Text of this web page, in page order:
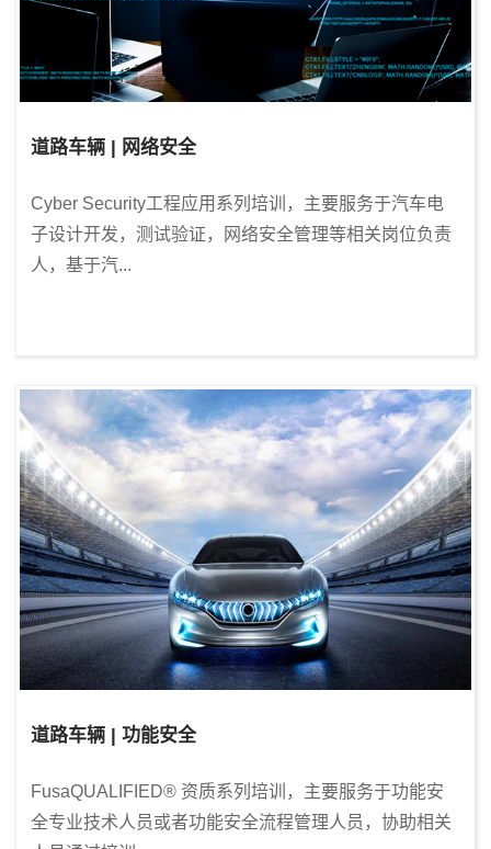
道路车辆 | 网络安全
Cyber Security工程应用系列培训，主要服务于汽车电
子设计开发，测试验证，网络安全管理等相关岗位负责
人，基于汽...
道路车辆 | 功能安全
FusaQUALIFIED® 资质系列培训，主要服务于功能安
全专业技术人员或者功能安全流程管理人员，协助相关